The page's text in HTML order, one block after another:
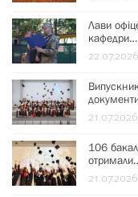
Лави
кафедри…
106